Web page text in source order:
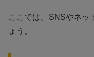
ここでは、SNSやネッ
ょう。